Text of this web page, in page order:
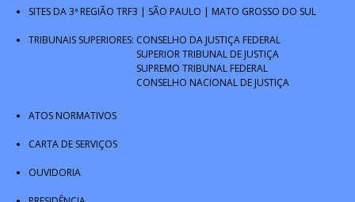
SITES DA 3ª REGIÃO TRF3 | SÃO PAULO | MATO GROSSO DO SUL
TRIBUNAIS SUPERIORES: CONSELHO DA JUSTIÇA FEDERAL
SUPERIOR TRIBUNAL DE JUSTIÇA
SUPREMO TRIBUNAL FEDERAL
CONSELHO NACIONAL DE JUSTIÇA
ATOS NORMATIVOS
CARTA DE SERVIÇOS
OUVIDORIA